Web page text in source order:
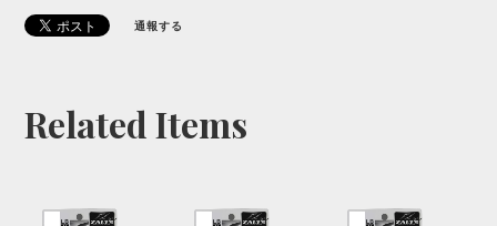
通報する
Related Items